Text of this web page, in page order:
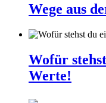
Wege aus
Wofür
Werte!